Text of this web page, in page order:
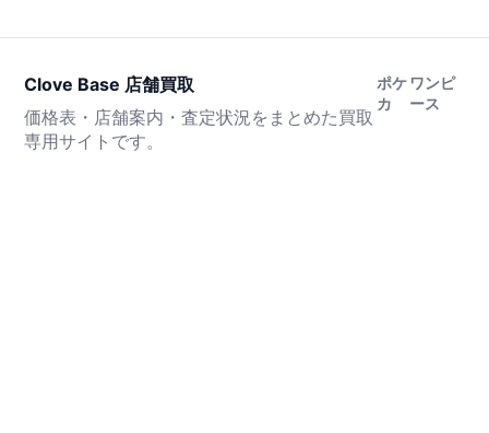
Clove Base 店舗買取
価格表・店舗案内・査定状況をまとめた買取
専用サイトです。
ポケ
カ
ワンピ
ース